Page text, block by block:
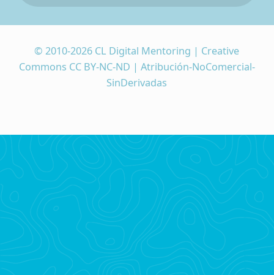
© 2010-2026 CL Digital Mentoring | Creative
Commons CC BY-NC-ND | Atribución-NoComercial-
SinDerivadas